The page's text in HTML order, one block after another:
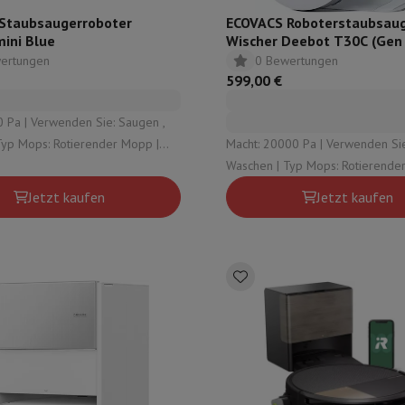
Digitaler Bilderrahmen & Album
ElektrorollerE-Bike
Solarenergie
zurückSicher bezahlen
Integrierte Installation
Wann wird meine Bestellung
Staubsaugerroboter
Blue
Pa | Verwenden Sie: Saugen ,
, Schmutziges Wasser
Jetzt kaufen
ECOVACS
Wischer Deebot T30C
0 Bewertungen
599,00 €
Macht: 20000 Pa | Verwenden
Waschen | Typ Mops: Rotierender Mopp |
Typ automatische
Sauberes Wasser , Schmutziges
Jetzt kaufen